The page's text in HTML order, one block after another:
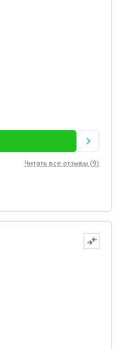
Читать все отзывы (9)